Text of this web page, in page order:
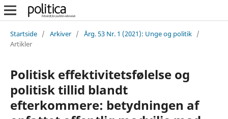
Startside / Arkiver / Årg. 53 Nr. 1 (2021): Unge og politik /
Artikler
Politisk effektivitetsfølelse og
politisk tillid blandt
efterkommere: betydningen af